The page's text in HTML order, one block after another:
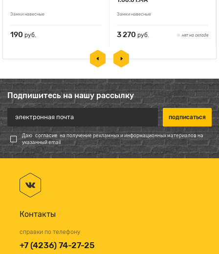
Замки навесные
190 руб.
Замки навесные
3 270 руб. нет на складе
Подпишитесь на нашу рассылку
Даю согласие на получение рекламных и информационных материалов на
указанный email
Контакты
справки по телефону
+7 (4236) 74-27-25